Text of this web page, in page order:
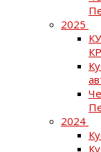
2025
2024